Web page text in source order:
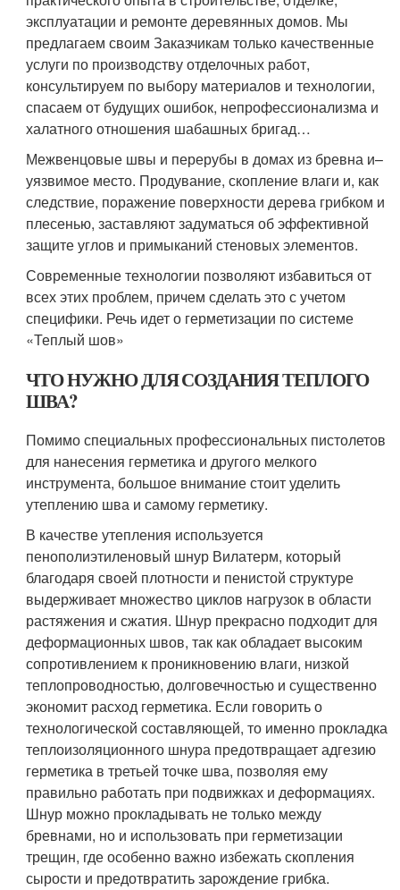
эксплуатации и ремонте деревянных домов. Мы
предлагаем своим Заказчикам только качественные
услуги по производству отделочных работ,
консультируем по выбору материалов и технологии,
спасаем от будущих ошибок, непрофессионализма и
халатного отношения шабашных бригад…
Межвенцовые швы и перерубы в домах из бревна и–
уязвимое место. Продувание, скопление влаги и, как
следствие, поражение поверхности дерева грибком и
плесенью, заставляют задуматься об эффективной
защите углов и примыканий стеновых элементов.
Современные технологии позволяют избавиться от
всех этих проблем, причем сделать это с учетом
специфики. Речь идет о герметизации по системе
«Теплый шов»
ЧТО НУЖНО ДЛЯ СОЗДАНИЯ ТЕПЛОГО
ШВА?
Помимо специальных профессиональных пистолетов
для нанесения герметика и другого мелкого
инструмента, большое внимание стоит уделить
утеплению шва и самому герметику.
В качестве утепления используется
пенополиэтиленовый шнур Вилатерм, который
благодаря своей плотности и пенистой структуре
выдерживает множество циклов нагрузок в области
растяжения и сжатия. Шнур прекрасно подходит для
деформационных швов, так как обладает высоким
сопротивлением к проникновению влаги, низкой
теплопроводностью, долговечностью и существенно
экономит расход герметика. Если говорить о
технологической составляющей, то именно прокладка
теплоизоляционного шнура предотвращает адгезию
герметика в третьей точке шва, позволяя ему
правильно работать при подвижках и деформациях.
Шнур можно прокладывать не только между
бревнами, но и использовать при герметизации
трещин, где особенно важно избежать скопления
сырости и предотвратить зарождение грибка.